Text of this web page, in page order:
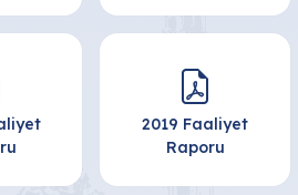
2019 Faaliyet
Raporu